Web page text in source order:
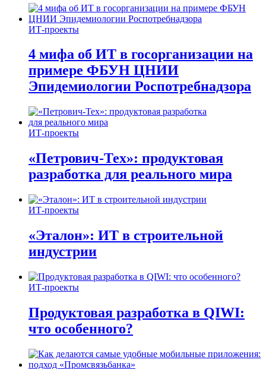
ИТ-проекты
4 мифа об ИТ в госорганизации на
примере ФБУН ЦНИИ
Эпидемиологии Роспотребнадзора
ИТ-проекты
«Петрович-Тех»: продуктовая
разработка для реального мира
ИТ-проекты
«Эталон»: ИТ в строительной
индустрии
ИТ-проекты
Продуктовая разработка в QIWI:
что особенного?